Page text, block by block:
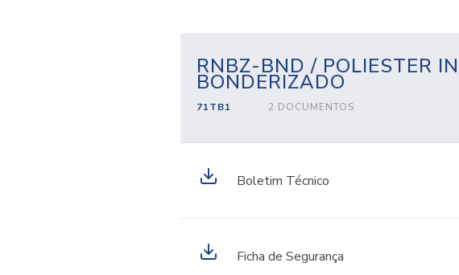
RNBZ-BND / POLIESTER
BONDERIZADO
71TB1 2 DOCUMENTOS
Boletim Técnico
Ficha de Segurança